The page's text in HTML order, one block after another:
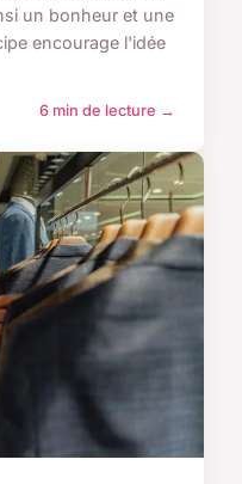
un bonheur et une
encourage l'idée
6 min de lecture →